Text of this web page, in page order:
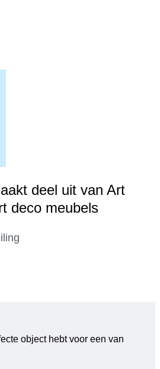
deel uit van Art
deco meubels
object hebt voor een van